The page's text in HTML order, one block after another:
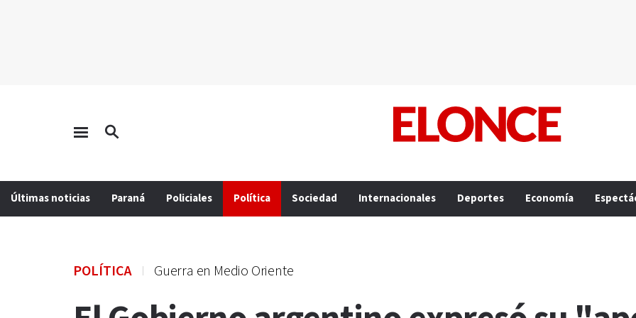
Últimas noticias Paraná Policiales Política Sociedad Internacionales Deportes Economía
POLÍTICA Guerra en Medio Oriente